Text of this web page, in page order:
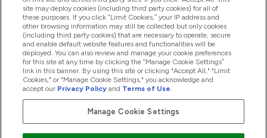
特典＆ポイント
2026 The Hut.com Ltd
Pay with
site may deploy cookies (including third party cookies) for all of
these purposes. If you click “Limit Cookies,” your IP address and
other browsing information may still be collected but only cookies
(including third party cookies) that are necessary to operate, secure
and enable default website features and functionalities will be
deployed. You can also review and manage your cookie preferences
for this site at any time by clicking the “Manage Cookie Settings”
link in this banner. By using this site or clicking "Accept All," "Limit
Cookies," or "Manage Cookie Settings," you acknowledge and
accept our Privacy Policy and Terms of Use.
Manage Cookie Settings